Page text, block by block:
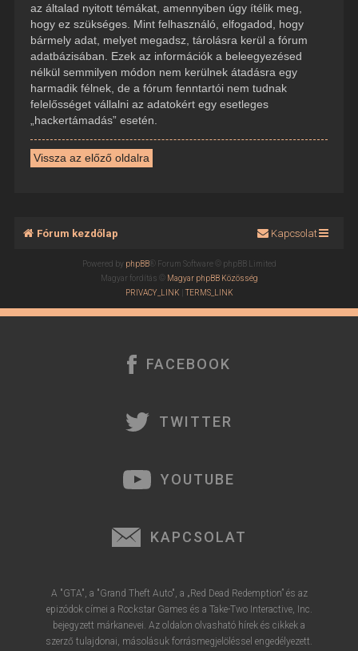
az általad nyitott témákat, amennyiben úgy ítélik meg,
hogy ez szükséges. Mint felhasználó, elfogadod, hogy
bármely adat, melyet megadsz, tárolásra kerül a fórum
adatbázisában. Ezek az információk a beleegyezésed
nélkül semmilyen módon nem kerülnek átadásra egy
harmadik félnek, de a fórum fenntartói nem tudnak
felelősséget vállalni az adatokért egy esetleges
„hackertámadás” esetén.
Vissza az előző oldalra
Fórum kezdőlap Kapcsolat
Powered by phpBB® Forum Software © phpBB Limited
Magyar fordítás © Magyar phpBB Közösség
PRIVACY_LINK |TERMS_LINK
FACEBOOK
TWITTER
YOUTUBE
KAPCSOLAT
A "GTA", a "Grand Theft Auto", a „Red Dead Redemption” és az
epizódok címei a Rockstar Games és a Take-Two Interactive, Inc.
bejegyzett márkanevei. Az oldalon olvasható hírek és cikkek a
szerző tulajdonai, másolásuk forrásmegjelöléssel engedélyezett.